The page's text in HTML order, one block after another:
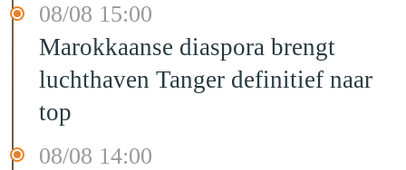
08/08 15:00
Marokkaanse diaspora brengt
luchthaven Tanger definitief naar
top
08/08 14:00